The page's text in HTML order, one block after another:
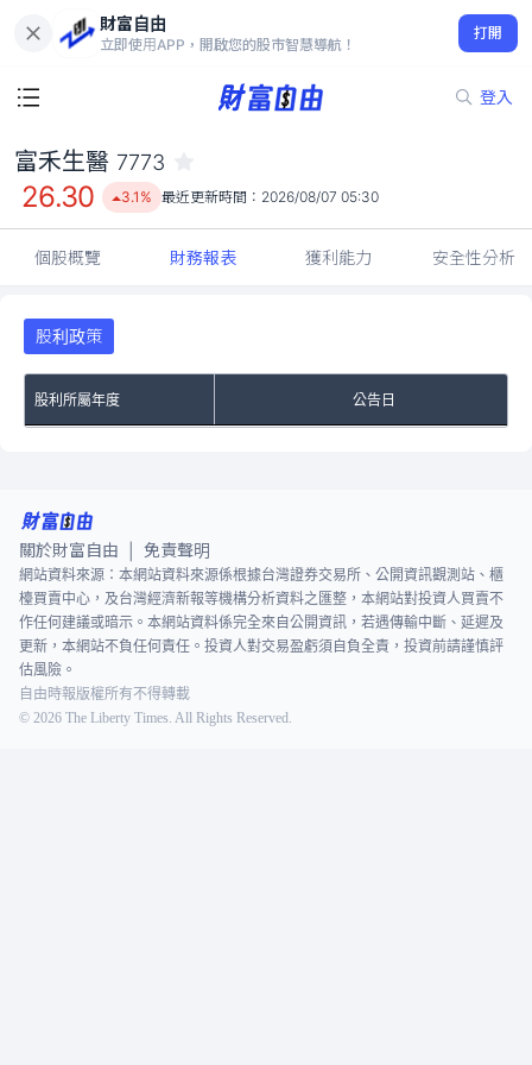
財富自由
立即使用APP，開啟您的股市智慧導航！
打開
登入
26.30
3.1%
富禾生醫 7773
26.30 3.1% 最近更新時間： 2026/08/07 05:30
個股概覽 財務報表 獲利能力 安全性分析
股利政策
股利所屬年度 公告日
關於財富自由 免責聲明
網站資料來源：本網站資料來源係根據台灣證券交易所、公開資訊觀測站、櫃
檯買賣中心，及台灣經濟新報等機構分析資料之匯整，本網站對投資人買賣不
作任何建議或暗示。本網站資料係完全來自公開資訊，若遇傳輸中斷、延遲及
更新，本網站不負任何責任。投資人對交易盈虧須自負全責，投資前請謹慎評
估風險。
自由時報版權所有不得轉載
© 2026 The Liberty Times. All Rights Reserved.